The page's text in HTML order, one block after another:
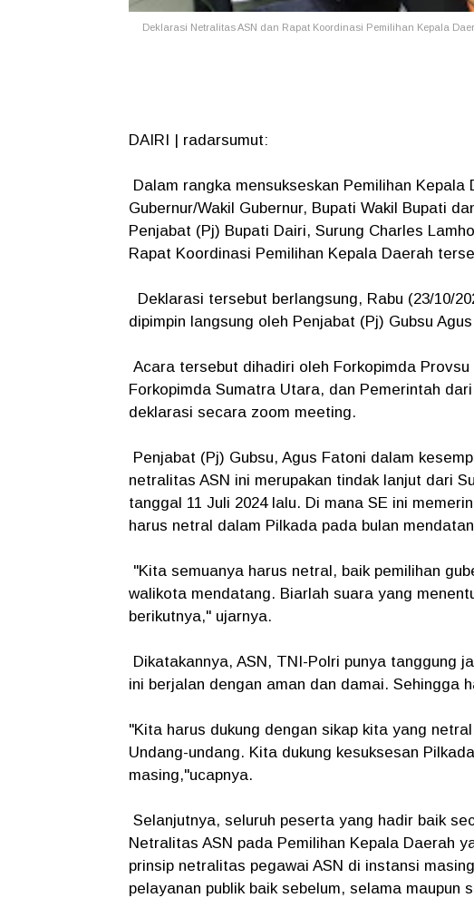
Deklarasi Netralitas ASN dan Rapat Koordinasi Pemilihan Kepala
DAIRI | radarsumut:
Dalam rangka mensukseskan Pemilihan
Gubernur/Wakil Gubernur, Bupati Wakil Bupati
Penjabat (Pj) Bupati Dairi, Surung Charles
Rapat Koordinasi Pemilihan Kepala Daerah
Deklarasi tersebut berlangsung, Rabu (23/10/
dipimpin langsung oleh Penjabat (Pj) Gubsu
Acara tersebut dihadiri oleh Forkopimda
Forkopimda Sumatra Utara, dan Pemerintah
deklarasi secara zoom meeting.
Penjabat (Pj) Gubsu, Agus Fatoni dalam
netralitas ASN ini merupakan tindak lanjut dari
tanggal 11 Juli 2024 lalu. Di mana SE ini
harus netral dalam Pilkada pada bulan
"Kita semuanya harus netral, baik pemilihan
walikota mendatang. Biarlah suara yang
berikutnya," ujarnya.
Dikatakannya, ASN, TNI-Polri punya tanggung
ini berjalan dengan aman dan damai. Sehingga
"Kita harus dukung dengan sikap kita yang
Undang-undang. Kita dukung kesuksesan
masing,"ucapnya.
Selanjutnya, seluruh peserta yang hadir baik
Netralitas ASN pada Pemilihan Kepala Daerah
prinsip netralitas pegawai ASN di instansi
pelayanan publik baik sebelum, selama maupun